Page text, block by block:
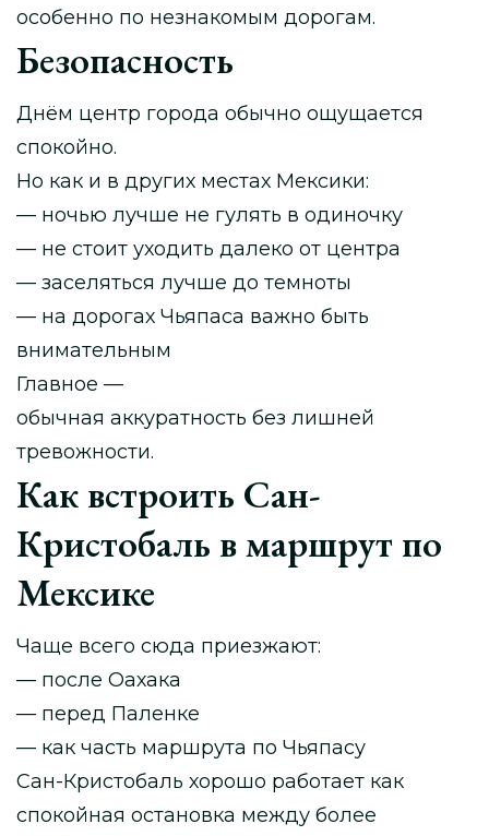
особенно по незнакомым дорогам.
Безопасность
Днём центр города обычно ощущается
спокойно.
Но как и в других местах Мексики:
— ночью лучше не гулять в одиночку
— не стоит уходить далеко от центра
— заселяться лучше до темноты
— на дорогах Чьяпаса важно быть
внимательным
Главное —
обычная аккуратность без лишней
тревожности.
Как встроить Сан-
Кристобаль в маршрут по
Мексике
Чаще всего сюда приезжают:
— после Оахака
— перед Паленке
— как часть маршрута по Чьяпасу
Сан-Кристобаль хорошо работает как
спокойная остановка между более